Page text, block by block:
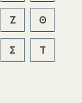
Ζ Θ
Σ Τ